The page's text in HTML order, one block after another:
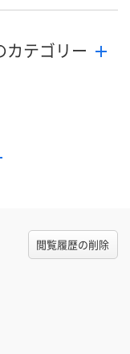
カテゴリー
閲覧履歴の削除